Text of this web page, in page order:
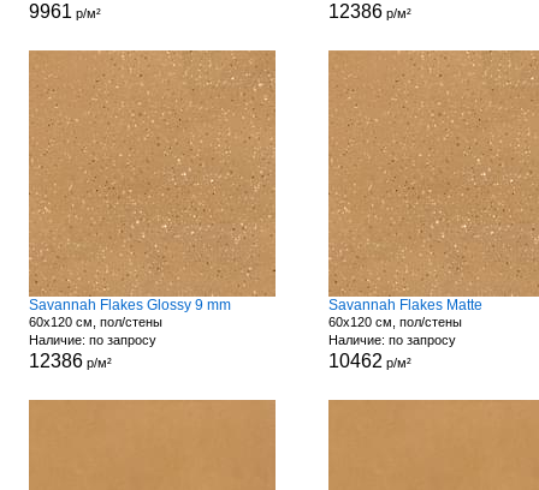
9961 р/м² 12386р/м²
Savannah Flakes Glossy 9 mm
60x120 см, пол/стены
Наличие: по запросу
12386р/м²
Savannah Flakes Matte
60x120 см, пол/стены
Наличие: по запросу
10462 р/м²